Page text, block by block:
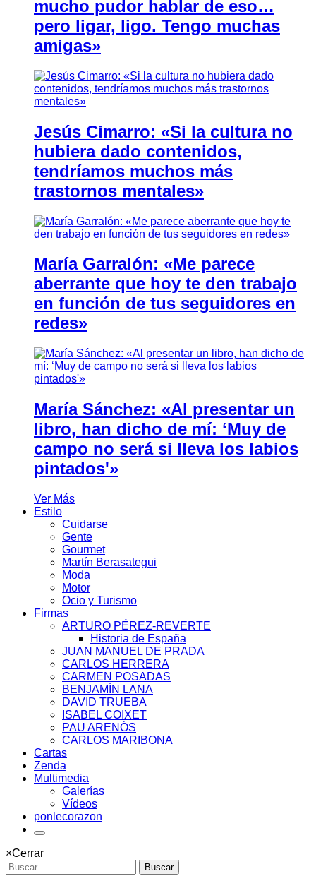
mucho pudor hablar de eso…
pero ligar, ligo. Tengo muchas
amigas»
Jesús Cimarro: «Si la cultura no
hubiera dado contenidos,
tendríamos muchos más
trastornos mentales»
María Garralón: «Me parece
aberrante que hoy te den trabajo
en función de tus seguidores en
redes»
María Sánchez: «Al presentar un
libro, han dicho de mí: ‘Muy de
campo no será si lleva los labios
pintados'»
Ver Más
Estilo
Cuidarse
Gente
Gourmet
Martín Berasategui
Moda
Motor
Ocio y Turismo
Firmas
ARTURO PÉREZ-REVERTE
Historia de España
JUAN MANUEL DE PRADA
CARLOS HERRERA
CARMEN POSADAS
BENJAMÍN LANA
DAVID TRUEBA
ISABEL COIXET
PAU ARENÓS
CARLOS MARIBONA
Cartas
Zenda
Multimedia
Galerías
Vídeos
ponlecorazon
×Cerrar
Buscar